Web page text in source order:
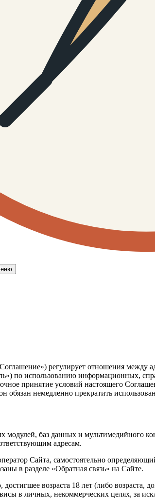
регулирует отношения
по использованию информационных,
принятие условий настоящего
обязан немедленно прекратить
модулей, баз данных и мультимедийного
адресам.
Сайта, самостоятельно
в разделе «Обратная связь» на Сайте.
возраста 18 лет (либо возраста,
в личных, некоммерческих целях, за